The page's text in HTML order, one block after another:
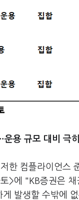
용 규모 대비 극
한 컴플라이언스
>에 "KB증권은
발생할 수밖에